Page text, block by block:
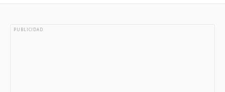
PUBLICIDAD